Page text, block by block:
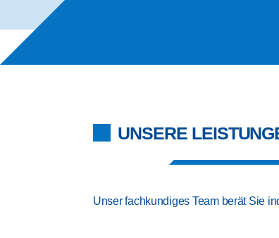
UNSERE
Unser fachkundiges Team berät Sie